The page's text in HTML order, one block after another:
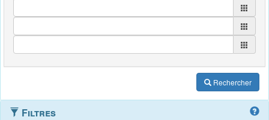
Rechercher
Filtres